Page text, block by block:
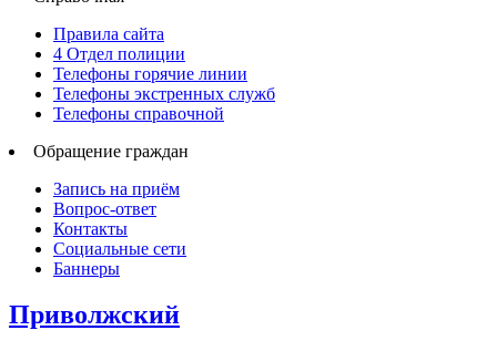
Правила сайта
4 Отдел полиции
Телефоны горячие линии
Телефоны экстренных служб
Телефоны справочной
Обращение граждан
Запись на приём
Вопрос-ответ
Контакты
Социальные сети
Баннеры
Приволжский